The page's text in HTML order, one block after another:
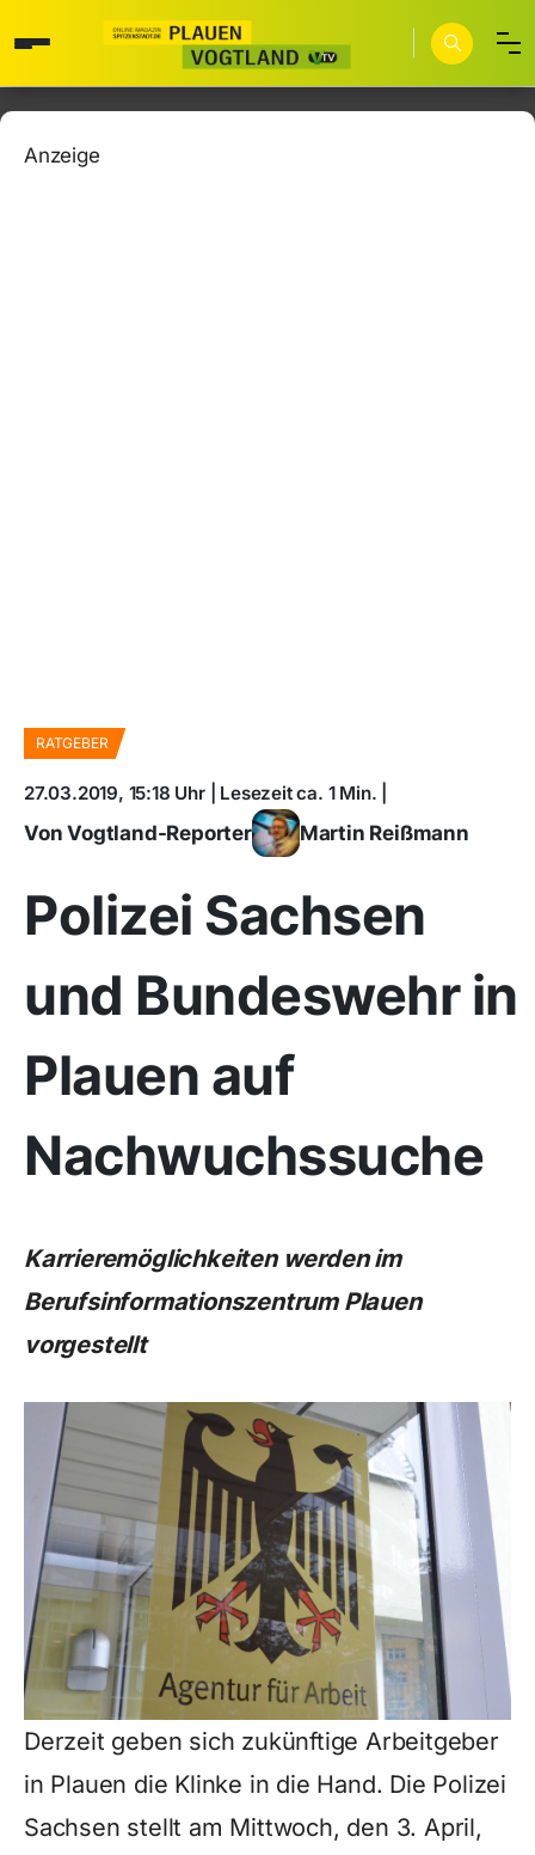
Anzeige
RATGEBER
27.03.2019, 15:18 Uhr | Lesezeit ca. 1 Min. |
Von Vogtland-Reporter Martin Reißmann
Polizei Sachsen
und Bundeswehr in
Plauen auf
Nachwuchssuche
Karrieremöglichkeiten werden im
Berufsinformationszentrum Plauen
vorgestellt
Derzeit geben sich zukünftige Arbeitgeber
in Plauen die Klinke in die Hand. Die Polizei
Sachsen stellt am Mittwoch, den 3. April,